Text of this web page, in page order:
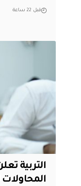
قبل 22 ساعة
التربية
المحاولات